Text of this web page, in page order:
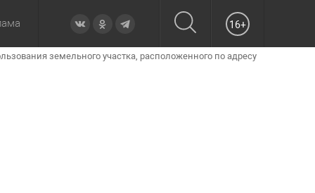
Образование Происшествия Официально
неделю Вчера Вечерние Утренние
16+
земельного участка, расположенного по адресу